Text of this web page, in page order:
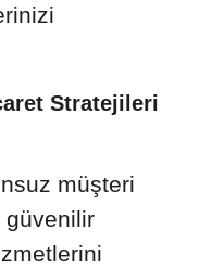
Stratejileri
müşteri
güvenilir